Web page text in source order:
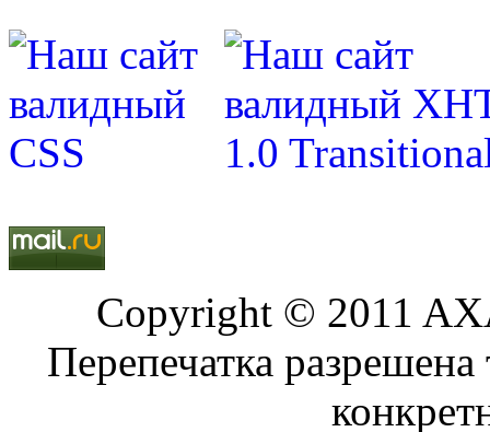
Copyright © 2011
Перепечатка